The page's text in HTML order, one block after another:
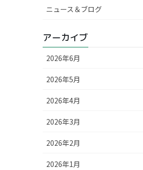
ニュース＆ブログ
アーカイブ
2026年6月
2026年5月
2026年4月
2026年3月
2026年2月
2026年1月